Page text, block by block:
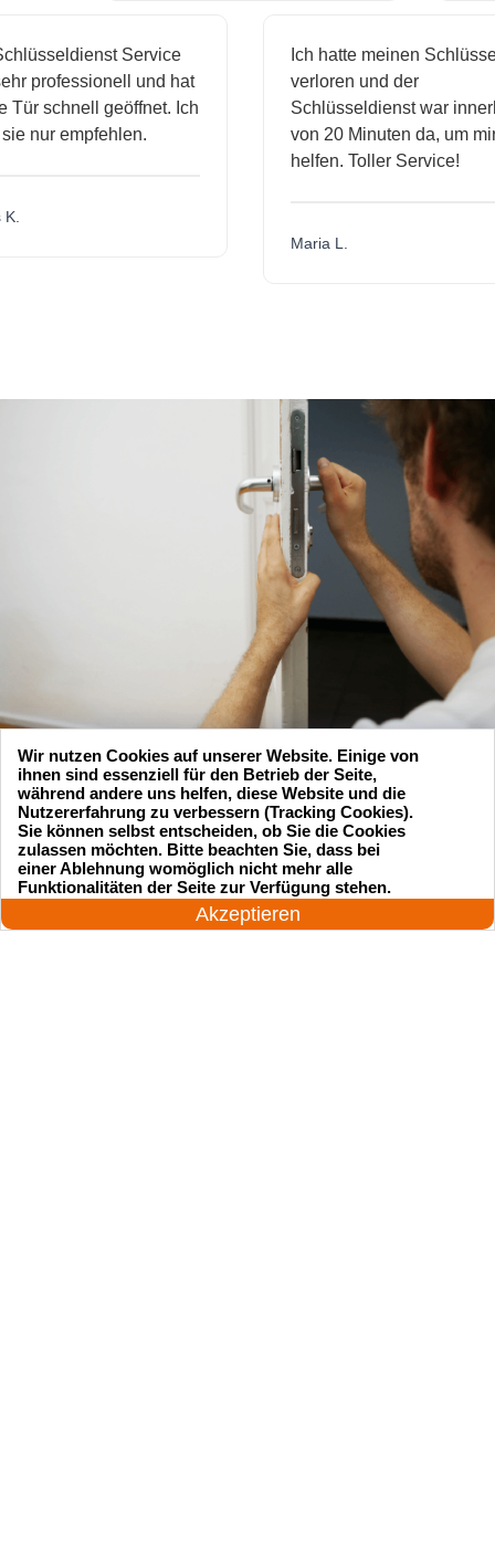
Service
professionell und hat
schnell geöffnet. Ich
nur empfehlen.
Ich hatte meinen Schlüssel
verloren und der
Schlüsseldienst war
von 20 Minuten da, um mir
helfen. Toller Service!
Maria L.
Suchen Sie einen Schlüsseldienst
zu einem vernünftigen Preis?
24 Stunden am Tag
Akzeptieren
Wir nutzen Cookies auf unserer Website. Einige von
ihnen sind essenziell für den Betrieb der Seite,
während andere uns helfen, diese Website und die
Nutzererfahrung zu verbessern (Tracking Cookies).
Sie können selbst entscheiden, ob Sie die Cookies
zulassen möchten. Bitte beachten Sie, dass bei
einer Ablehnung womöglich nicht mehr alle
Funktionalitäten der Seite zur Verfügung stehen.